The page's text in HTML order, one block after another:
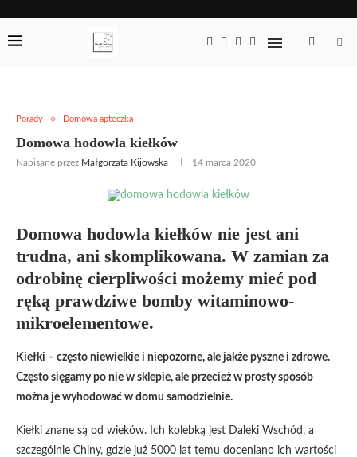
Porady Domowa apteczka
Domowa hodowla kiełków
Napisane przez Małgorzata Kijowska 14 marca 2020
Domowa hodowla kiełków nie jest ani
trudna, ani skomplikowana. W zamian za
odrobinę cierpliwości możemy mieć pod
ręką prawdziwe bomby witaminowo-
mikroelementowe.
Kiełki – często niewielkie i niepozorne, ale jakże pyszne i zdrowe.
Często sięgamy po nie w sklepie, ale przecież w prosty sposób
można je wyhodować w domu samodzielnie.
Kiełki znane są od wieków. Ich kolebką jest Daleki Wschód, a
szczególnie Chiny, gdzie już 5000 lat temu doceniano ich wartości